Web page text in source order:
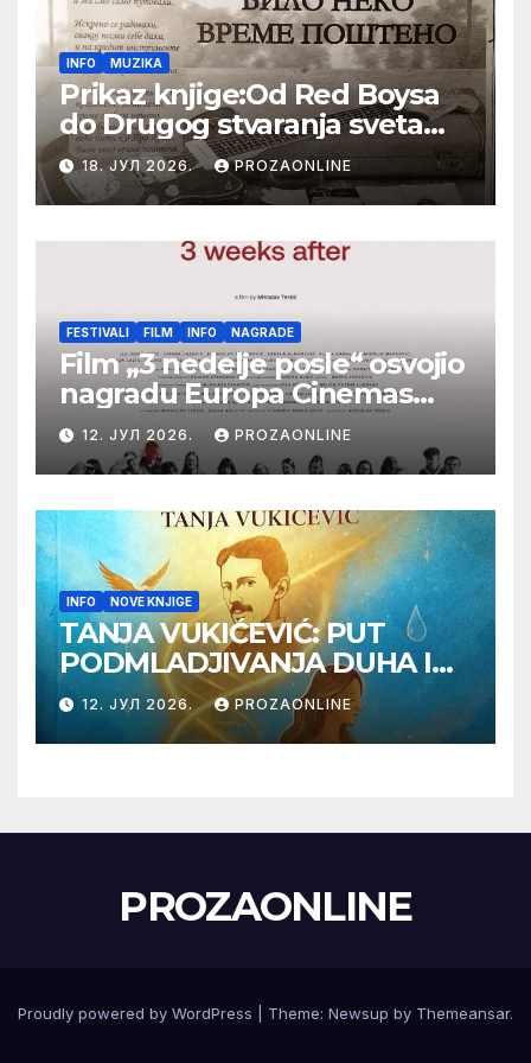
INFO MUZIKA
Prikaz knjige:Od Red Boysa
do Drugog stvaranja sveta
(bilo neko vreme pošteno)
(autor- Zlatomira Sremca,
Botoš 2022. godine,
samizdat)
18. ЈУЛ 2026. PROZAONLINE
FESTIVALI FILM INFO NAGRADE
Film „3 nedelje posle“ osvojio
nagradu Europa Cinemas
Label na Filmskom festivalu
u Karlovim Varima
12. ЈУЛ 2026. PROZAONLINE
INFO NOVE KNJIGE
TANJA VUKIĆEVIĆ: PUT
PODMLADJIVANJA DUHA I
TELA SA TESLOM
12. ЈУЛ 2026. PROZAONLINE
PROZAONLINE
Proudly powered by WordPress Theme: Newsup by Themeansar.